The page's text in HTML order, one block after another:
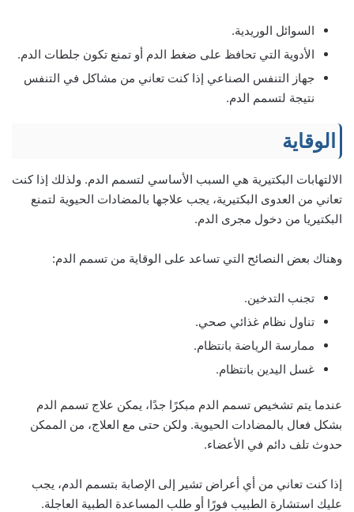
السوائل الوريدية.
الأدوية التي تحافظ على ضغط الدم أو تمنع تكون جلطات الدم.
جهاز التنفس الصناعي إذا كنت تعاني من مشاكل في التنفس
نتيجة لتسمم الدم.
الوقاية
الالتهابات البكتيرية هي السبب الأساسي لتسمم الدم. ولذلك إذا كنت
تعاني من العدوى البكتيرية، يجب علاجها بالمضادات الحيوية لتمنع
البكتيريا من دخول مجرى الدم.
وهناك بعض النصائح التي تساعد على الوقاية من تسمم الدم:
تجنب التدخين.
تناول نظام غذائي صحي.
ممارسة الرياضة بانتظام.
غسل اليدين بانتظام.
عندما يتم تشخيص تسمم الدم مبكرًا جدًا، يمكن علاج تسمم الدم
بشكل فعال بالمضادات الحيوية. ولكن حتى مع العلاج، من الممكن
حدوث تلف دائم في الأعضاء.
إذا كنت تعاني من أي أعراض تشير إلى الإصابة بتسمم الدم، يجب
عليك استشارة الطبيب فورًا أو طلب المساعدة الطبية العاجلة.